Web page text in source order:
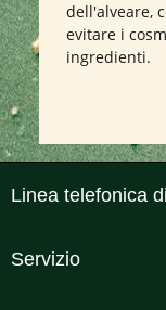
dell'alveare,
evitare i
ingredienti.
Linea telefonica
Servizio